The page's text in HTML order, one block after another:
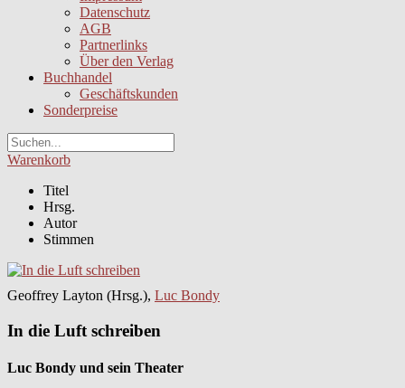
Datenschutz
AGB
Partnerlinks
Über den Verlag
Buchhandel
Geschäftskunden
Sonderpreise
Warenkorb
Titel
Hrsg.
Autor
Stimmen
Geoffrey Layton (Hrsg.), Luc Bondy
In die Luft schreiben
Luc Bondy und sein Theater